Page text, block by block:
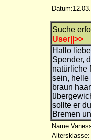
Suche
User||>>
Hallo
Spender,
natürliche
sein, helle
braun
sollte er
Bremen
Altersklasse: